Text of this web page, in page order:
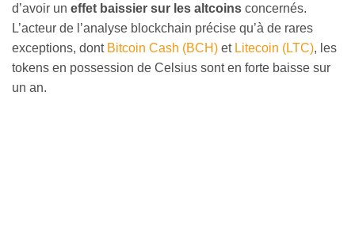
d’avoir un effet baissier sur les altcoins concernés.
L’acteur de l’analyse blockchain précise qu’à de rares
exceptions, dont Bitcoin Cash (BCH) et Litecoin (LTC), les
tokens en possession de Celsius sont en forte baisse sur
un an.